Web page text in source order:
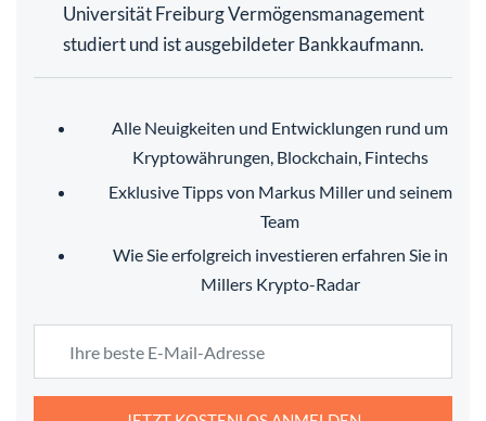
Universität Freiburg Vermögensmanagement
studiert und ist ausgebildeter Bankkaufmann.
Alle Neuigkeiten und Entwicklungen rund um
Kryptowährungen, Blockchain, Fintechs
Exklusive Tipps von Markus Miller und seinem
Team
Wie Sie erfolgreich investieren erfahren Sie in
Millers Krypto-Radar